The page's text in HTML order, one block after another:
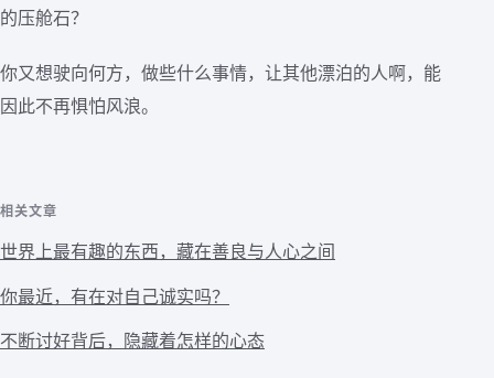
的压舱石？
你又想驶向何方，做些什么事情，让其他漂泊的人啊，能
因此不再惧怕风浪。
相关文章
世界上最有趣的东西，藏在善良与人心之间
你最近，有在对自己诚实吗？
不断讨好背后，隐藏着怎样的心态